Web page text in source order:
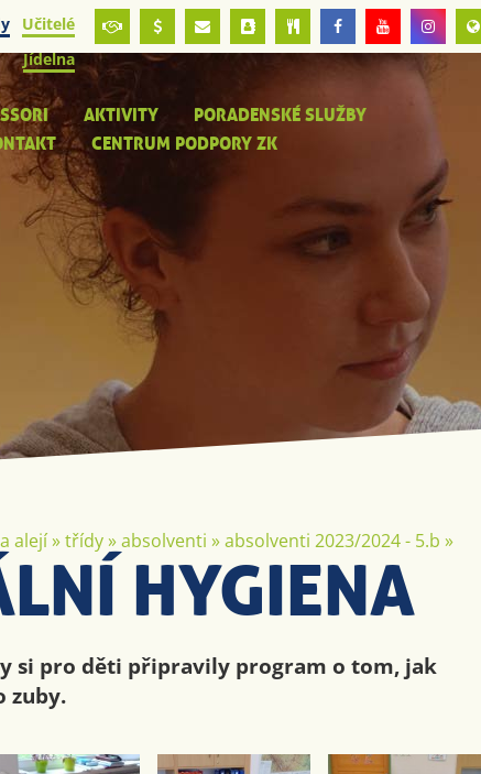
Učitelé
Jídelna
AKTIVITY
PORADENSKÉ SLUŽBY
CENTRUM PODPORY ZK
alejí»třídy»absolventi »absolventi 2023/2024 - 5.b »
HYGIENA
si pro děti připravily program o tom, jak
zuby.